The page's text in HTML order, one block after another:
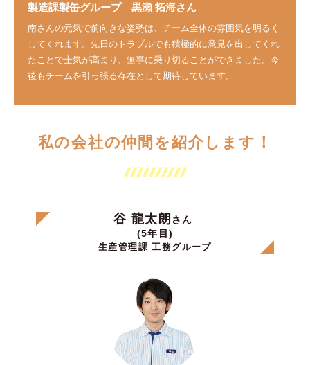
製造課製缶グループ 黒瀬 拓海さん
南さんの元気で前向きな姿勢は、チーム全体の雰囲気を明るく
してくれます。先日のトラブルでも積極的に意見を出してくれ
たことで士気が高まり、無事に乗り切ることができました。今
後もチームを引っ張る存在として期待しています。
私の会社の仲間を紹介します！
谷 龍太朗 さん
(5年目)
生産管理課 工務グループ